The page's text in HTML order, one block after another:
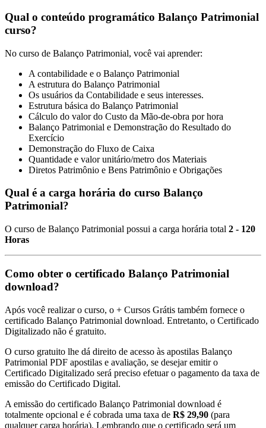
Qual o conteúdo programático Balanço Patrimonial
curso?
No curso de Balanço Patrimonial, você vai aprender:
A contabilidade e o Balanço Patrimonial
A estrutura do Balanço Patrimonial
Os usuários da Contabilidade e seus interesses.
Estrutura básica do Balanço Patrimonial
Cálculo do valor do Custo da Mão-de-obra por hora
Balanço Patrimonial e Demonstração do Resultado do
Exercício
Demonstração do Fluxo de Caixa
Quantidade e valor unitário/metro dos Materiais
Diretos Patrimônio e Bens Patrimônio e Obrigações
Qual é a carga horária do curso Balanço
Patrimonial?
O curso de Balanço Patrimonial possui a carga horária total 2 - 120
Horas
Como obter o certificado Balanço Patrimonial
download?
Após você realizar o curso, o + Cursos Grátis também fornece o
certificado Balanço Patrimonial download. Entretanto, o Certificado
Digitalizado não é gratuito.
O curso gratuito lhe dá direito de acesso às apostilas Balanço
Patrimonial PDF apostilas e avaliação, se desejar emitir o
Certificado Digitalizado será preciso efetuar o pagamento da taxa de
emissão do Certificado Digital.
A emissão do certificado Balanço Patrimonial download é
totalmente opcional e é cobrada uma taxa de R$ 29,90 (para
qualquer carga horária). Lembrando que o certificado será um